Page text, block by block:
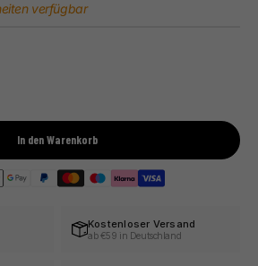
verfügbar
In den Warenkorb
Kostenloser Versand
ab €59 in Deutschland